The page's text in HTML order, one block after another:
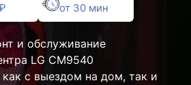
от 30 мин
и обслуживание
LG CM9540
с выездом на дом, так и